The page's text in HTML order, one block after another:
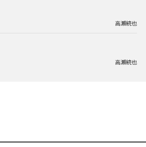
高瀬統也
高瀬統也